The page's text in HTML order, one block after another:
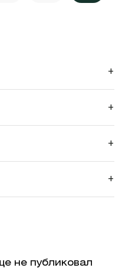
+
+
+
+
не публиковал